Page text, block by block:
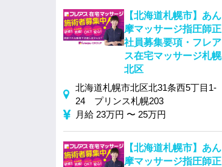
【北海道札幌市】あん
摩マッサージ指圧師正
社員募集要項・フレア
ス在宅マッサージ札幌
北区
北海道札幌市北区北31条西5丁目1‐
24 プリンス札幌203
月給 23万円 〜 25万円
【北海道札幌市】あん
摩マッサージ指圧師正